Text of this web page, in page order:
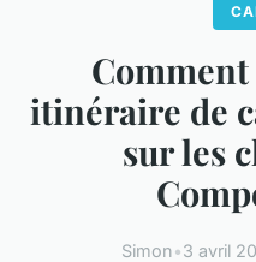
itinéraire de
sur les
Simon•3 avril